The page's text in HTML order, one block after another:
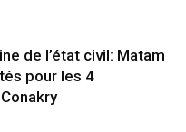
de l’état civil: Matam
pour les 4